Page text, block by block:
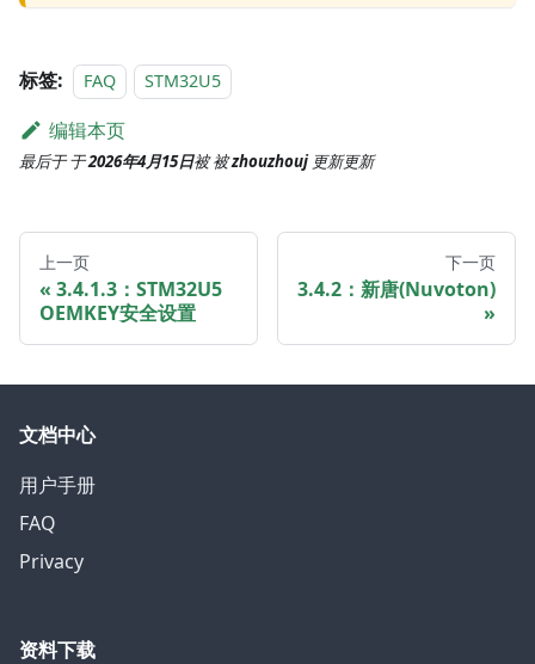
标签: FAQ STM32U5
编辑本页
最后于于2026年4月15日被被zhouzhouj更新更新
上一页
3.4.1.3：STM32U5
OEMKEY安全设置
下一页
3.4.2：新唐(Nuvoton)
文档中心
用户手册
FAQ
Privacy
资料下载